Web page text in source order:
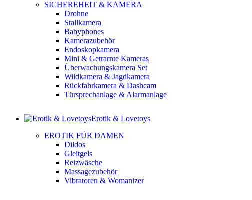
SICHEREHEIT & KAMERA
Drohne
Stallkamera
Babyphones
Kamerazubehör
Endoskopkamera
Mini & Getrarnte Kameras
Überwachungskamera Set
Wildkamera & Jagdkamera
Rückfahrkamera & Dashcam
Türsprechanlage & Alarmanlage
Erotik & Lovetoys
EROTIK FÜR DAMEN
Dildos
Gleitgels
Reizwäsche
Massagezubehör
Vibratoren & Womanizer